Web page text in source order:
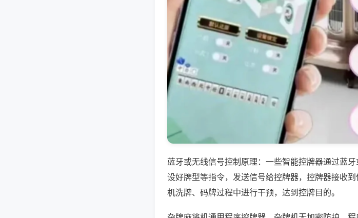
蓝牙或无线信号控制原理：一些智能控牌器通过蓝
设好牌型等指令，发送信号给控牌器，控牌器接收
机洗牌、码牌过程中进行干预，达到控牌目的。